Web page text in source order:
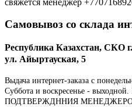
Самовывоз со склада
Республика Казахстан, СКО
ул. Айыртауская, 5
Выдача интернет-заказа с
Суббота и воскресенье -
ПОДТВЕРЖДННИЯ